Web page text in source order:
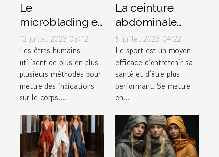
Le
microblading et
tout ce qu’il faut
savoir à ce
propos
12 juillet 2023 05:12
Les êtres humains
utilisent de plus en plus
plusieurs méthodes pour
mettre des indications
sur le corps....
La ceinture
abdominale
pulsée :
pourquoi l'avoir
dans votre
garde-robe ?
5 juillet 2023 04:22
Le sport est un moyen
efficace d’entretenir sa
santé et d’être plus
performant. Se mettre
en...